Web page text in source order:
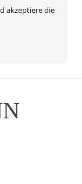
akzeptiere die